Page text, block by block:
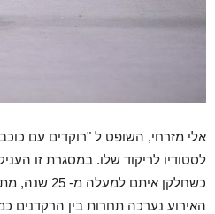
לסטודיו לריקוד שלו. במסגרת זו
כשחלקן איתם
האירוע נערכה תחרות בין הרקדנים